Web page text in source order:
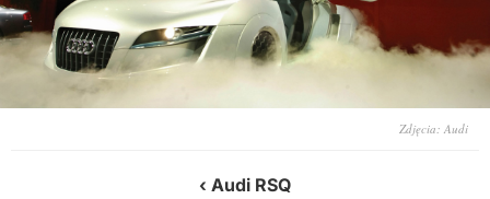
Zdjęcia: Audi
Audi RSQ